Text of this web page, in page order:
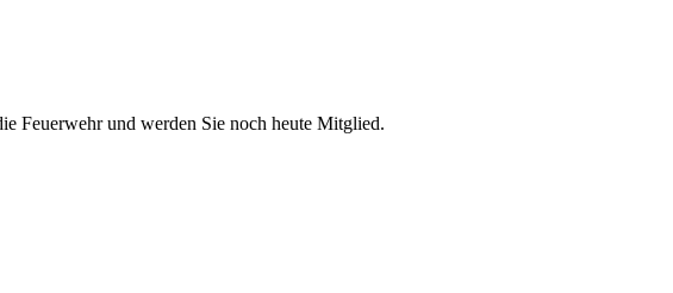
Feuerwehr und werden Sie noch heute Mitglied.